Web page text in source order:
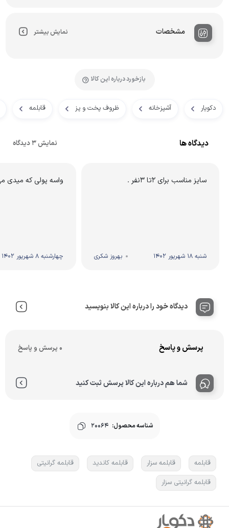
مشخصات نمایش بیشتر
بازخورد درباره این کالا
دکویار آشپزخانه ظروف پخت و پز قابلمه
دیدگاه ها نمایش 3 دیدگاه
سایز مناسب برای ۲تا ۳نفر .
شنبه 18 شهریور 1402 بهروز شکری
واسه پولی که میدی
چهارشنبه 8 شهریور 1402
دیدگاه خود را درباره این کالا بنویسید
پرسش و پاسخ 0 پرسش و پاسخ
شما هم درباره این کالا پرسش ثبت کنید
شناسه محصول: 20064
قابلمه قابلمه سزار قابلمه کاندید
قابلمه گرانیتی
قابلمه گرانیتی سزار